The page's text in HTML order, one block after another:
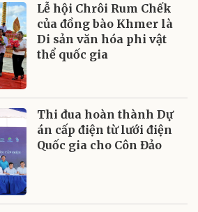
Lễ hội Chrôi Rum Chếk
của đồng bào Khmer là
Di sản văn hóa phi vật
thể quốc gia
Thi đua hoàn thành Dự
án cấp điện từ lưới điện
Quốc gia cho Côn Đảo